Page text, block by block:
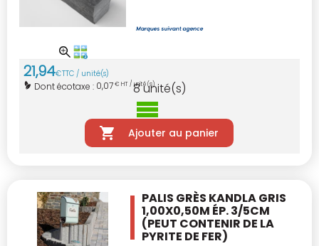
21,94€TTC / unité(s)
Dont écotaxe : 0,07€ HT / unité(s)
8unité(s)
Ajouter au panier
PALIS GRÈS KANDLA GRIS
1,00X0,50M ÉP. 3/5CM
(PEUT CONTENIR DE LA
PYRITE DE FER)